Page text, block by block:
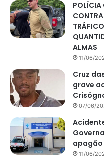
POLÍCIA
ALMAS
11/06/
Cruz
grave
07/06/
apagão
11/06/